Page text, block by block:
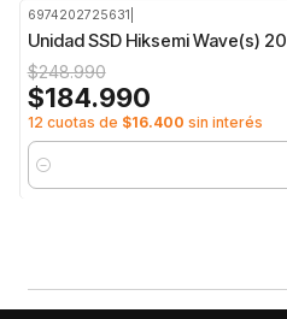
6974202725631
Unidad SSD Hiksemi Wave(s)
$248.990
$184.990
12 cuotas de $16.400 sin interés
Cantidad